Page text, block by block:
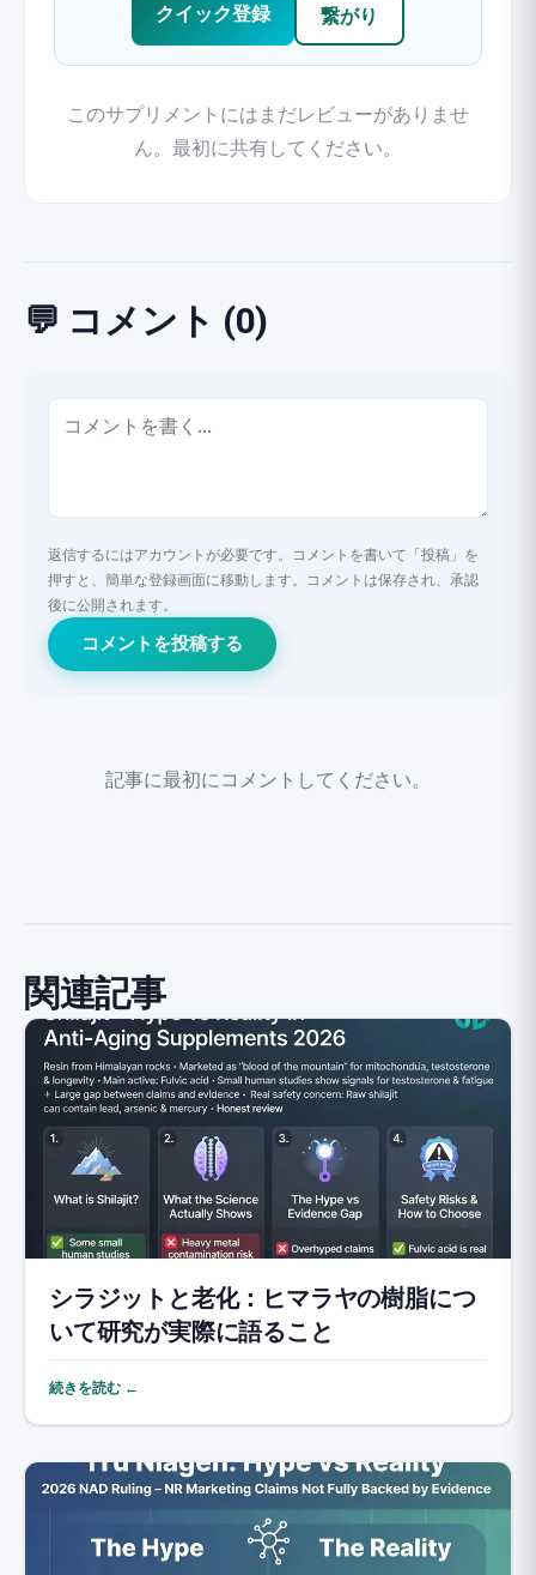
クイック登録 繋がり
このサプリメントにはまだレビューがありませ
ん。最初に共有してください。
💬 コメント (0)
返信するにはアカウントが必要です。コメントを書いて「投稿」を
押すと、簡単な登録画面に移動します。コメントは保存され、承認
後に公開されます。
コメントを投稿する
記事に最初にコメントしてください。
関連記事
シラジットと老化：ヒマラヤの樹脂につ
いて研究が実際に語ること
続きを読む ←